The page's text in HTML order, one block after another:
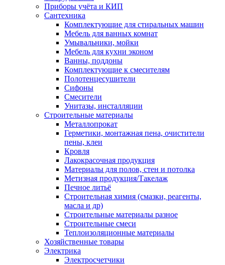
Приборы учёта и КИП
Сантехника
Комплектующие для стиральных машин
Мебель для ванных комнат
Умывальники, мойки
Мебель для кухни эконом
Ванны, поддоны
Комплектующие к смесителям
Полотенцесушители
Сифоны
Смесители
Унитазы, инсталляции
Строительные материалы
Металлопрокат
Герметики, монтажная пена, очистители
пены, клеи
Кровля
Лакокрасочная продукция
Материалы для полов, стен и потолка
Метизная продукция/Такелаж
Печное литьё
Строительная химия (смазки, реагенты,
масла и др)
Строительные материалы разное
Строительные смеси
Теплоизоляционные материалы
Хозяйственные товары
Электрика
Электросчетчики